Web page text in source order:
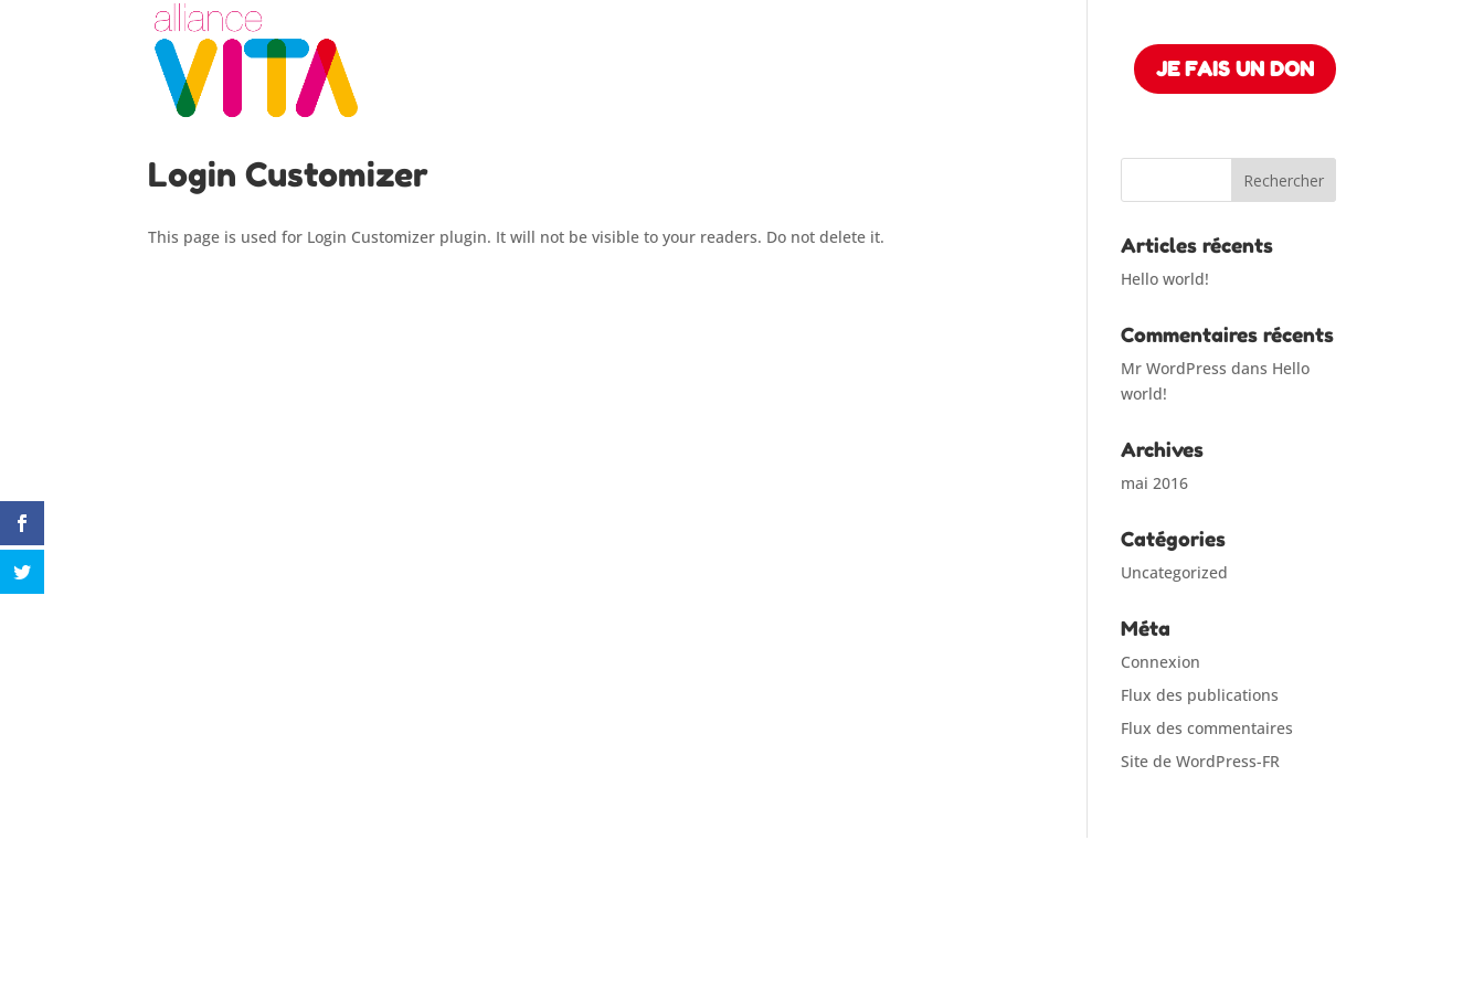
JE FAIS UN DON
Login Customizer
This page is used for Login Customizer plugin. It will not be visible to your readers. Do not delete it. Articles récents
Hello world!
Commentaires récents
Mr WordPress dans Hello
world!
Archives
mai 2016
Catégories
Uncategorized
Méta
Connexion
Flux des publications
Flux des commentaires
Site de WordPress-FR